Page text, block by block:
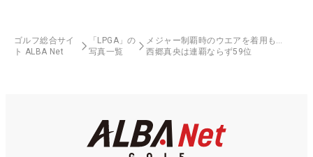
ゴルフ総合サイ
ト ALBA Net
「LPGA」の
写真一覧
メジャー制覇時のウエアを着用も…
西郷真央は連覇ならず59位